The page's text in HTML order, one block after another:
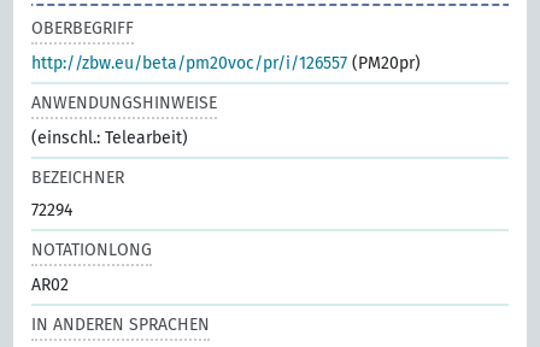
OBERBEGRIFF
http://zbw.eu/beta/pm20voc/pr/i/126557 (PM20pr)
ANWENDUNGSHINWEISE
(einschl.: Telearbeit)
BEZEICHNER
72294
NOTATIONLONG
AR02
IN ANDEREN SPRACHEN